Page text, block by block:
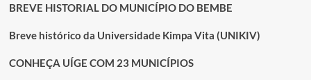
BREVE HISTORIAL DO MUNICÍPIO DO BEMBE
Breve histórico da Universidade Kimpa Vita (UNIKIV)
CONHEÇA UÍGE COM 23 MUNICÍPIOS